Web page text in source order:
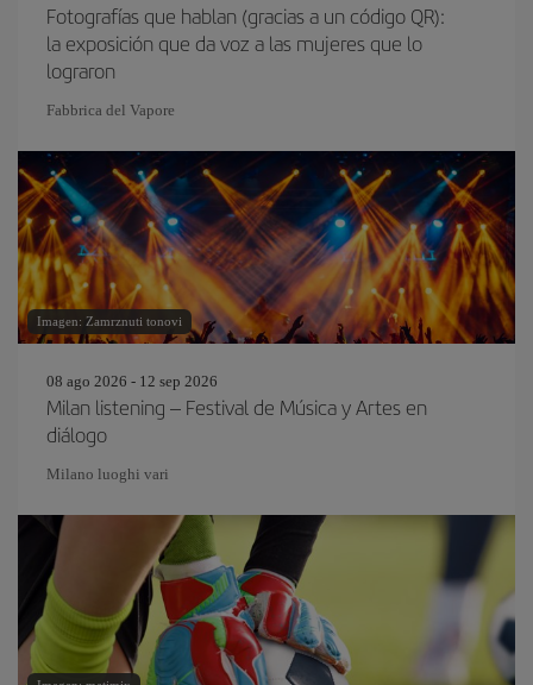
Fotografías que hablan (gracias a un código QR):
la exposición que da voz a las mujeres que lo
lograron
Fabbrica del Vapore
Imagen: Zamrznuti tonovi
08 ago 2026 - 12 sep 2026
Milan listening – Festival de Música y Artes en
diálogo
Milano luoghi vari